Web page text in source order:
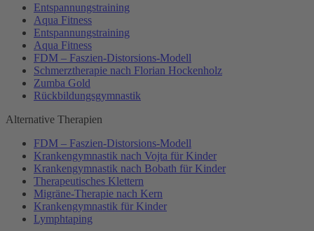
Entspannungstraining
Aqua Fitness
Entspannungstraining
Aqua Fitness
FDM – Faszien-Distorsions-Modell
Schmerztherapie nach Florian Hockenholz
Zumba Gold
Rückbildungsgymnastik
Alternative Therapien
FDM – Faszien-Distorsions-Modell
Krankengymnastik nach Vojta für Kinder
Krankengymnastik nach Bobath für Kinder
Therapeutisches Klettern
Migräne-Therapie nach Kern
Krankengymnastik für Kinder
Lymphtaping